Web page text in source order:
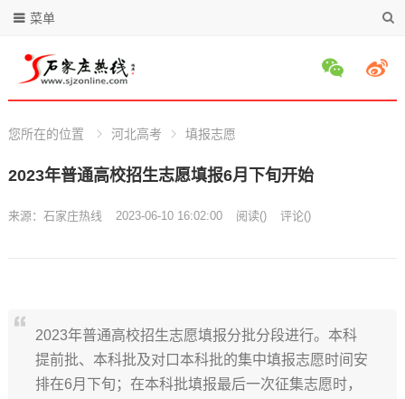
菜单
您所在的位置 河北高考 填报志愿
2023年普通高校招生志愿填报6月下旬开始
来源： 石家庄热线 2023-06-10 16:02:00 阅读() 评论()
2023年普通高校招生志愿填报分批分段进行。本科
提前批、本科批及对口本科批的集中填报志愿时间安
排在6月下旬；在本科批填报最后一次征集志愿时，